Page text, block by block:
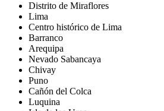
Distrito de Miraflores
Lima
Centro histórico de Lima
Barranco
Arequipa
Nevado Sabancaya
Chivay
Puno
Cañón del Colca
Luquina